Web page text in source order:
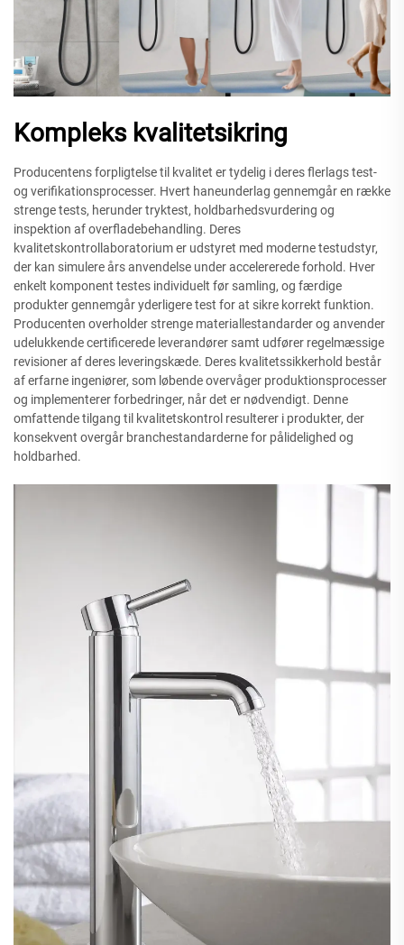
Kompleks kvalitetsikring
Producentens forpligtelse til kvalitet er tydelig i deres flerlags test-
og verifikationsprocesser. Hvert haneunderlag gennemgår en række
strenge tests, herunder tryktest, holdbarhedsvurdering og
inspektion af overfladebehandling. Deres
kvalitetskontrollaboratorium er udstyret med moderne testudstyr,
der kan simulere års anvendelse under accelererede forhold. Hver
enkelt komponent testes individuelt før samling, og færdige
produkter gennemgår yderligere test for at sikre korrekt funktion.
Producenten overholder strenge materiallestandarder og anvender
udelukkende certificerede leverandører samt udfører regelmæssige
revisioner af deres leveringskæde. Deres kvalitetssikkerhold består
af erfarne ingeniører, som løbende overvåger produktionsprocesser
og implementerer forbedringer, når det er nødvendigt. Denne
omfattende tilgang til kvalitetskontrol resulterer i produkter, der
konsekvent overgår branchestandarderne for pålidelighed og
holdbarhed.